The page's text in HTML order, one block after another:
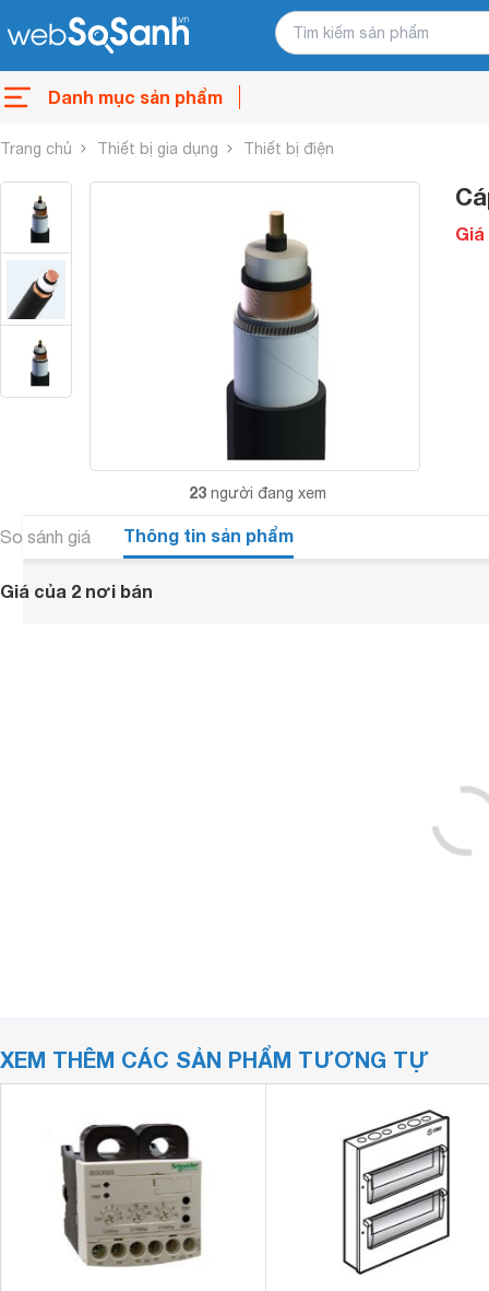
Danh mục sản phẩm
Trang chủ Thiết bị gia dụng Thiết bị điện
23 người đang xem
So sánh giá Thông tin sản phẩm
Giá của 2 nơi bán
XEM THÊM CÁC SẢN PHẨM TƯƠNG TỰ